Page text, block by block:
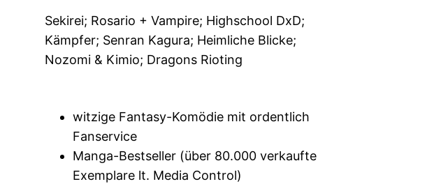
Sekirei; Rosario + Vampire; Highschool DxD;
Kämpfer; Senran Kagura; Heimliche Blicke;
Nozomi & Kimio; Dragons Rioting
witzige Fantasy-Komödie mit ordentlich
Fanservice
Manga-Bestseller (über 80.000 verkaufte
Exemplare lt. Media Control)